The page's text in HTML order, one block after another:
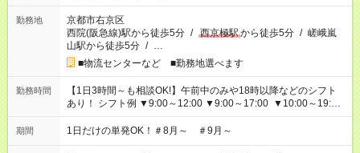
勤務地
京都市右京区
西院(阪急線)駅から徒歩5分 / 西京極駅から徒歩5分 / 嵯峨嵐
山駅から徒歩5分 / …
■物流センターなど ■勤務地選べます
勤務時間
【1日3時間～も相談OK!】午前中のみや18時以降などのシフト
あり！ シフト例 ▼9:00～12:00 ▼9:00～17:00 ▼10:00～19:00
▼18:00～21:00
期間 1日だけの単発OK！＃8月～ ＃9月～